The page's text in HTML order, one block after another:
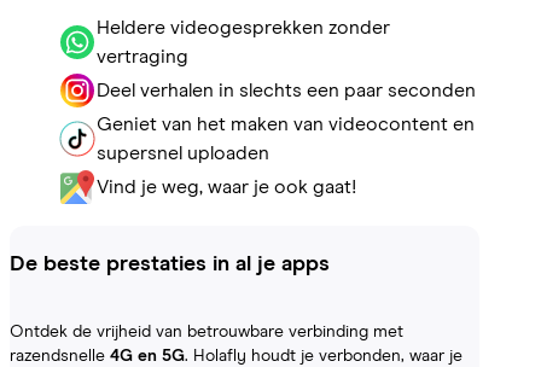
Heldere videogesprekken zonder
vertraging
Deel verhalen in slechts een paar seconden
Geniet van het maken van videocontent en
supersnel uploaden
Vind je weg, waar je ook gaat!
De beste prestaties in al je apps
Ontdek de vrijheid van betrouwbare verbinding met
razendsnelle 4G en 5G. Holafly houdt je verbonden, waar je